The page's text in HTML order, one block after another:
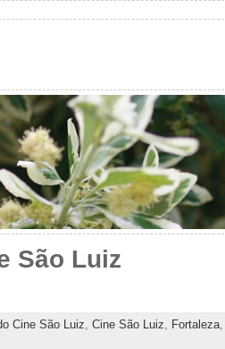
São Luiz
Cine São Luiz Cine São Luiz Fortaleza,